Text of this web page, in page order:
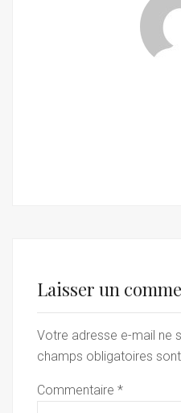
Laisser un
Votre adresse e-mail ne
champs obligatoires
Commentaire *